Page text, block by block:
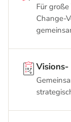
Für
Change-
Visions-